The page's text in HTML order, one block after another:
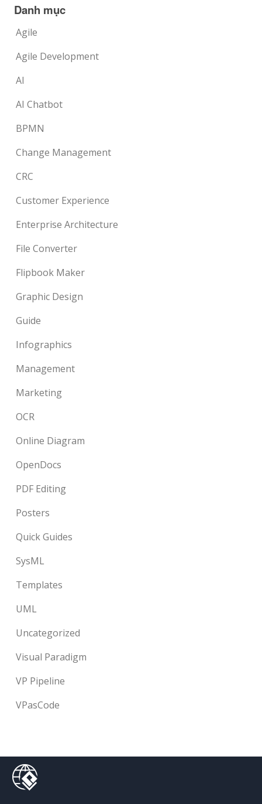
Danh mục
Agile
Agile Development
AI
AI Chatbot
BPMN
Change Management
CRC
Customer Experience
Enterprise Architecture
File Converter
Flipbook Maker
Graphic Design
Guide
Infographics
Management
Marketing
OCR
Online Diagram
OpenDocs
PDF Editing
Posters
Quick Guides
SysML
Templates
UML
Uncategorized
Visual Paradigm
VP Pipeline
VPasCode